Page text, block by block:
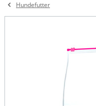
Hundefutter